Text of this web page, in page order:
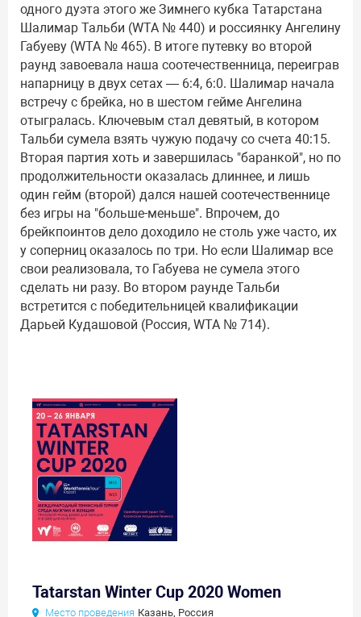
одного дуэта этого же Зимнего кубка Татарстана
Шалимар Тальби (WTA № 440) и россиянку Ангелину
Габуеву (WTA № 465). В итоге путевку во второй
раунд завоевала наша соотечественница, переиграв
напарницу в двух сетах — 6:4, 6:0. Шалимар начала
встречу с брейка, но в шестом гейме Ангелина
отыгралась. Ключевым стал девятый, в котором
Тальби сумела взять чужую подачу со счета 40:15.
Вторая партия хоть и завершилась "баранкой", но по
продолжительности оказалась длиннее, и лишь
один гейм (второй) дался нашей соотечественнице
без игры на "больше-меньше". Впрочем, до
брейкпоинтов дело доходило не столь уже часто, их
у соперниц оказалось по три. Но если Шалимар все
свои реализовала, то Габуева не сумела этого
сделать ни разу. Во втором раунде Тальби
встретится с победительницей квалификации
Дарьей Кудашовой (Россия, WTA № 714).
Tatarstan Winter Cup 2020 Women
Место проведения Казань, Россия